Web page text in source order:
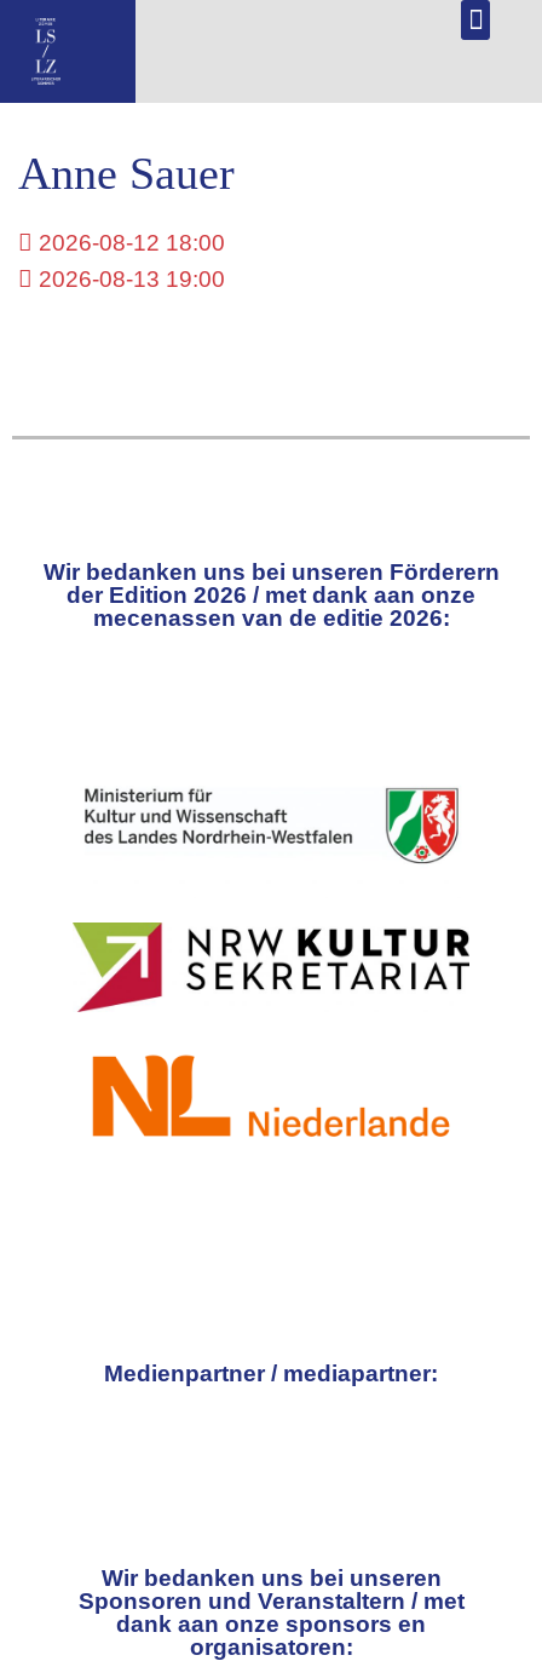
Anne Sauer
2026-08-12 18:00
2026-08-13 19:00
Wir bedanken uns bei unseren Förderern
der Edition 2026 / met dank aan onze
mecenassen van de editie 2026:
Medienpartner / mediapartner:
Wir bedanken uns bei unseren
Sponsoren und Veranstaltern / met
dank aan onze sponsors en
organisatoren: